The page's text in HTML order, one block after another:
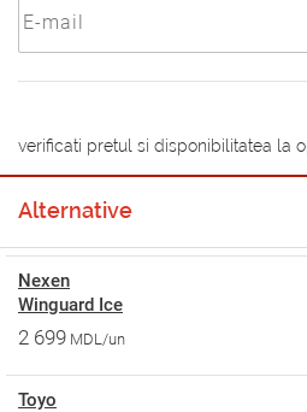
verificati pretul si disponibilitatea la
Alternative
Nexen
Winguard Ice
2 699 MDL/un
Toyo